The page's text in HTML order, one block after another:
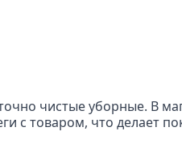
чистые уборные. В
с товаром, что делает